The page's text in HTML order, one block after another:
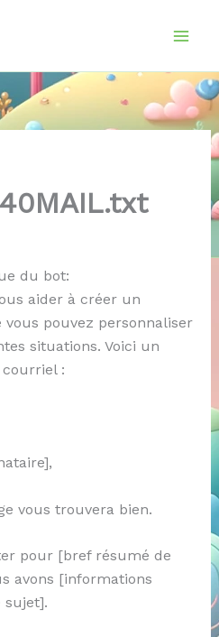
du bot:
aider à créer un
pouvez personnaliser
situations. Voici un
:
vous trouvera bien.
pour [bref résumé de
avons [informations
sujet].